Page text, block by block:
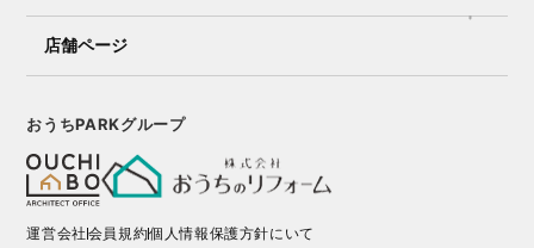
店舗ページ
おうちPARKグループ
運営会社会員規約個人情報保護方針にいて